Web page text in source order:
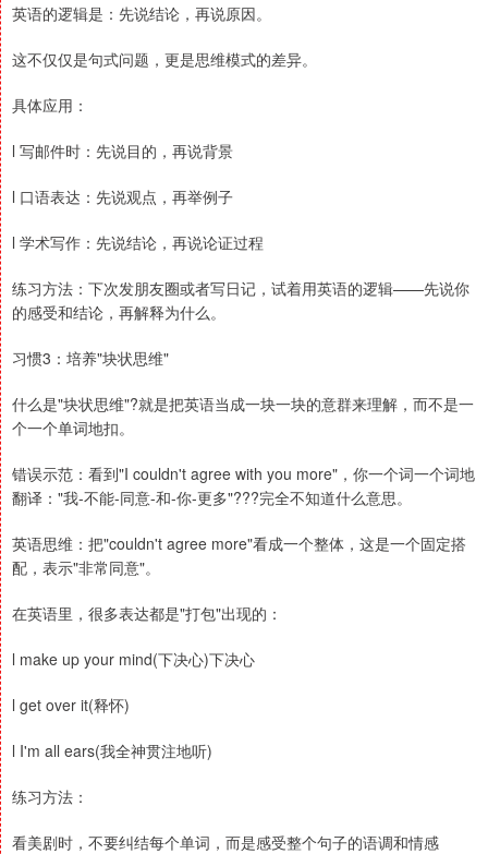
英语的逻辑是：先说结论，再说原因。
这不仅仅是句式问题，更是思维模式的差异。
具体应用：
l 写邮件时：先说目的，再说背景
l 口语表达：先说观点，再举例子
l 学术写作：先说结论，再说论证过程
练习方法：下次发朋友圈或者写日记，试着用英语的逻辑——先说你
的感受和结论，再解释为什么。
习惯3：培养"块状思维"
什么是"块状思维"?就是把英语当成一块一块的意群来理解，而不是一
个一个单词地扣。
错误示范：看到"I couldn't agree with you more"，你一个词一个词地
翻译："我-不能-同意-和-你-更多"???完全不知道什么意思。
英语思维：把"couldn't agree more"看成一个整体，这是一个固定搭
配，表示"非常同意"。
在英语里，很多表达都是"打包"出现的：
l make up your mind(下决心)下决心
l get over it(释怀)
l I'm all ears(我全神贯注地听)
练习方法：
看美剧时，不要纠结每个单词，而是感受整个句子的语调和情感